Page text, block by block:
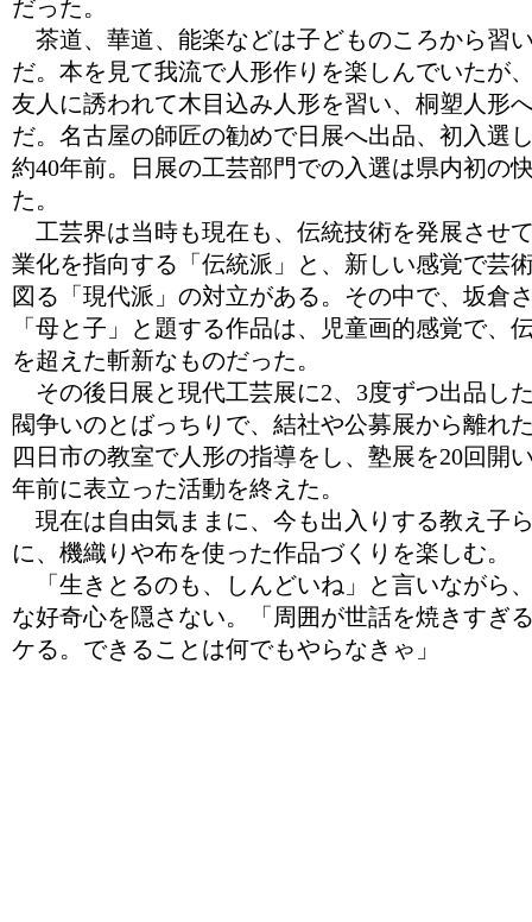
だった。
茶道、華道、能楽などは子どものころから習
だ。本を見て我流で人形作りを楽しんでいたが
友人に誘われて木目込み人形を習い、桐塑人形
だ。名古屋の師匠の勧めで日展へ出品、初入選
約40年前。日展の工芸部門での入選は県内初の
た。
工芸界は当時も現在も、伝統技術を発展させ
業化を指向する「伝統派」と、新しい感覚で芸
図る「現代派」の対立がある。その中で、坂倉
「母と子」と題する作品は、児童画的感覚で、
を超えた斬新なものだった。
その後日展と現代工芸展に2、3度ずつ出品し
閥争いのとばっちりで、結社や公募展から離れ
四日市の教室で人形の指導をし、塾展を20回開
年前に表立った活動を終えた。
現在は自由気ままに、今も出入りする教え子
に、機織りや布を使った作品づくりを楽しむ。
「生きとるのも、しんどいね」と言いながら
な好奇心を隠さない。「周囲が世話を焼きすぎ
ケる。できることは何でもやらなきゃ」